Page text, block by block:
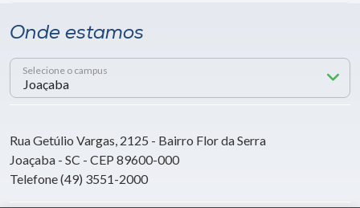
Onde estamos
Selecione o campus
Rua Getúlio Vargas, 2125 - Bairro Flor da Serra
Joaçaba - SC - CEP 89600-000
Telefone (49) 3551-2000